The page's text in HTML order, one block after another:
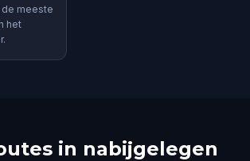
meeste
het
in nabijgelegen